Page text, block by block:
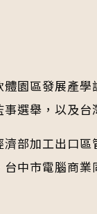
園區發展產
選舉，以及
部加工出口
中市電腦商